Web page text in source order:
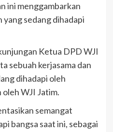
ini menggambarkan
yang sedang dihadapi
Ketua DPD WJI
sebuah kerjasama dan
dihadapi oleh
WJI Jatim.
semangat
bangsa saat ini, sebagai